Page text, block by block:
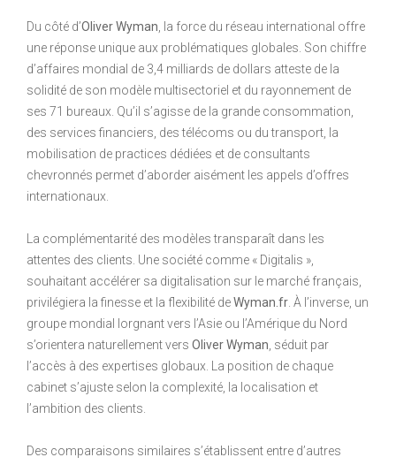
Du côté d’Oliver Wyman , la force du réseau international offre
une réponse unique aux problématiques globales. Son chiffre
d’affaires mondial de 3,4 milliards de dollars atteste de la
solidité de son modèle multisectoriel et du rayonnement de
ses 71 bureaux. Qu’il s’agisse de la grande consommation,
des services financiers, des télécoms ou du transport, la
mobilisation de practices dédiées et de consultants
chevronnés permet d’aborder aisément les appels d’offres
internationaux.
La complémentarité des modèles transparaît dans les
attentes des clients. Une société comme « Digitalis »,
souhaitant accélérer sa digitalisation sur le marché français,
privilégiera la finesse et la flexibilité deWyman.fr . À l’inverse, un
groupe mondial lorgnant vers l’Asie ou l’Amérique du Nord
s’orientera naturellement vers Oliver Wyman , séduit par
l’accès à des expertises globaux. La position de chaque
cabinet s’ajuste selon la complexité, la localisation et
l’ambition des clients.
Des comparaisons similaires s’établissent entre d’autres